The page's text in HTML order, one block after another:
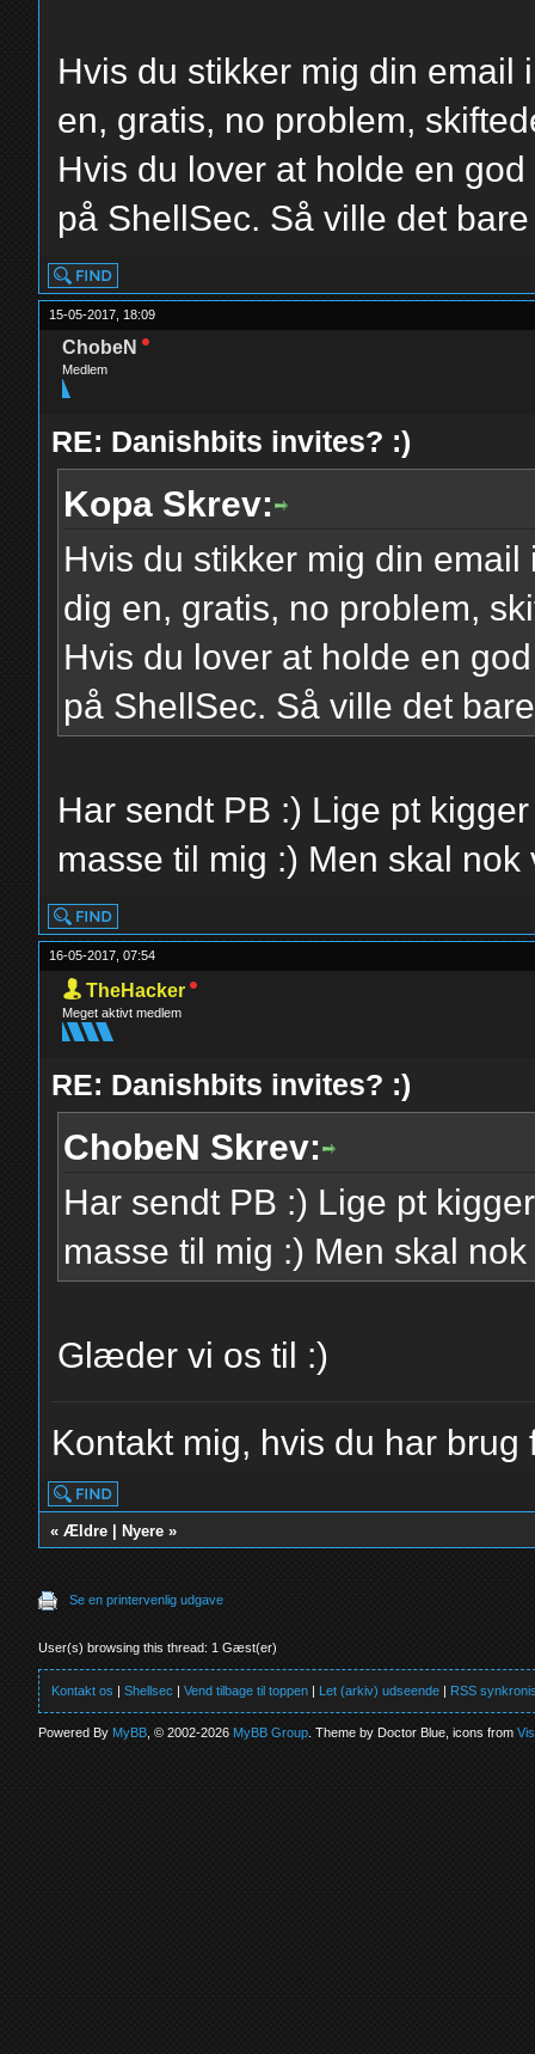
Hvis du stikker mig din email
en, gratis, no problem,
Hvis du lover at holde en
på ShellSec. Så ville det
15-05-2017, 18:09
ChobeN
Medlem
RE: Danishbits invites? :)
Kopa Skrev:
Hvis du stikker mig din
dig en, gratis, no problem,
Hvis du lover at holde en
på ShellSec. Så ville det
Har sendt PB :) Lige pt
masse til mig :) Men skal
16-05-2017, 07:54
TheHacker
Meget aktivt medlem
RE: Danishbits invites? :)
ChobeN Skrev:
Har sendt PB :) Lige pt
masse til mig :) Men skal
Glæder vi os til :)
Kontakt mig, hvis du har
«Ældre Nyere »
Se en printervenlig udgave
User(s) browsing this thread: 1 Gæst(er)
Kontakt os |Shellsec |Vend tilbage til toppen | Let (arkiv) udseende | RSS
Powered ByMyBB , © 2002-2026MyBB Group . Theme by Doctor Blue, icons from